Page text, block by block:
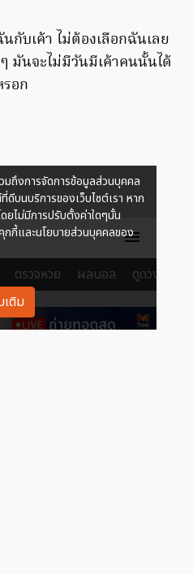
กับเค้า ไม่ต้องเลือกฉันเลย
มันจะไม่มีวันมีเค้าคนนั้นได้
อก